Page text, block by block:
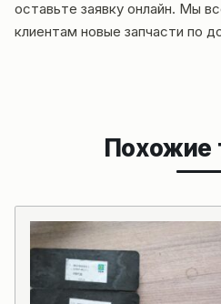
оставьте заявку онлайн. Мы
клиентам новые запчасти по
Похожие